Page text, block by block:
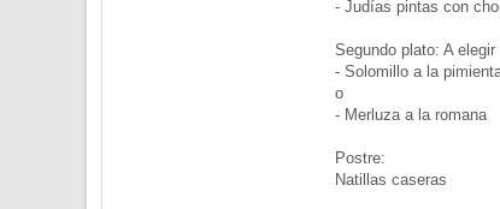
- Judías pintas con
Segundo plato: A elegir
- Solomillo a la
o
- Merluza a la romana
Postre:
Natillas caseras